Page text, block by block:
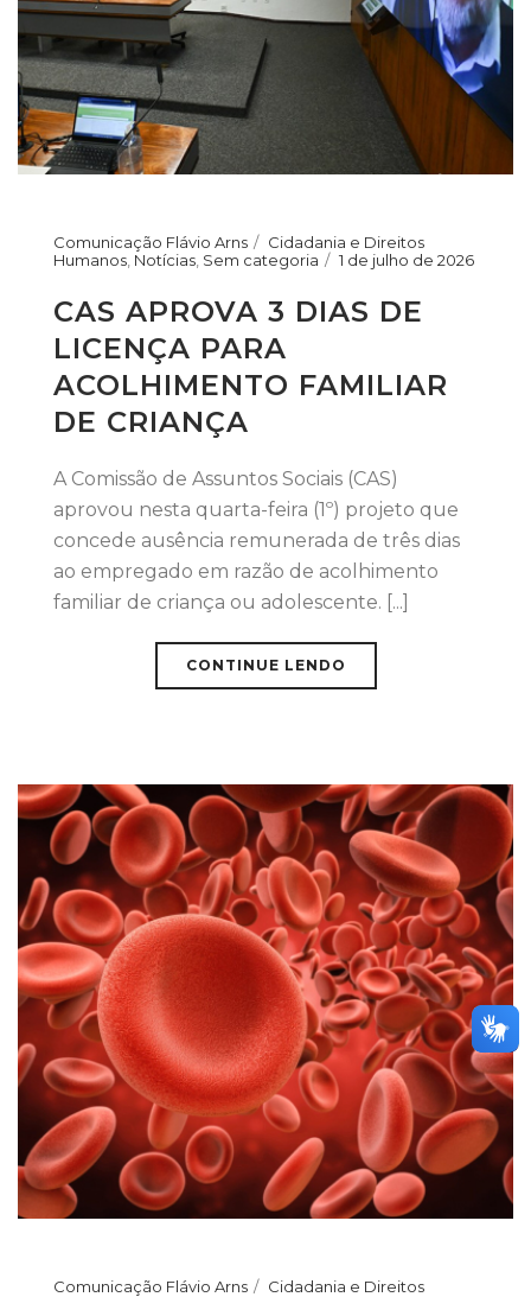
Comunicação Flávio Arns
Cidadania e Direitos
Humanos Notícias Sem categoria 1 de julho de 2026
CAS APROVA 3 DIAS DE
LICENÇA PARA
ACOLHIMENTO FAMILIAR
DE CRIANÇA
A Comissão de Assuntos Sociais (CAS)
aprovou nesta quarta-feira (1º) projeto que
concede ausência remunerada de três dias
ao empregado em razão de acolhimento
familiar de criança ou adolescente. [...]
CONTINUE LENDO
Comunicação Flávio Arns
Cidadania e Direitos